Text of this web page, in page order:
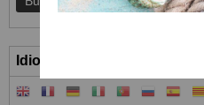
Idioma